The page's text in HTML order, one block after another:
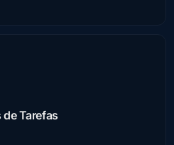
Tarefas